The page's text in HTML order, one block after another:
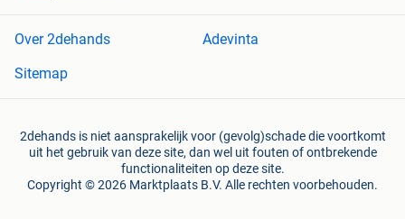
Over 2dehands
Adevinta
Sitemap
2dehands is niet aansprakelijk voor (gevolg)schade die voortkomt
uit het gebruik van deze site, dan wel uit fouten of ontbrekende
functionaliteiten op deze site.
Copyright © 2026 Marktplaats B.V. Alle rechten voorbehouden.